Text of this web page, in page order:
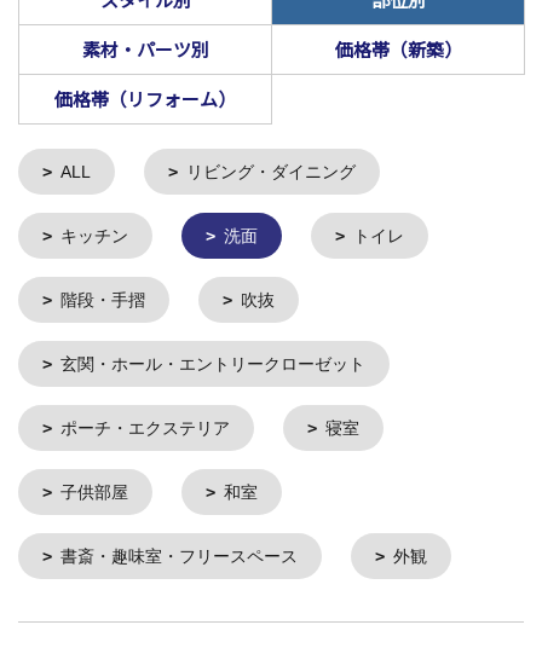
素材・パーツ別
価格帯（新築）
価格帯（リフォーム）
ALL リビング・ダイニング
キッチン 洗面 トイレ
階段・手摺 吹抜
玄関・ホール・エントリークローゼット
ポーチ・エクステリア 寝室
子供部屋 和室
書斎・趣味室・フリースペース 外観